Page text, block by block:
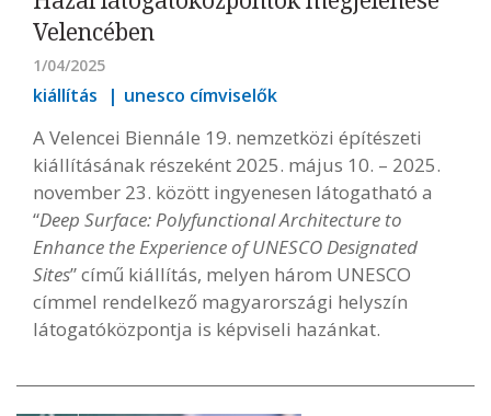
Velencében
1/04/2025
kiállítás unesco címviselők
A Velencei Biennále 19. nemzetközi építészeti
kiállításának részeként 2025. május 10. – 2025.
november 23. között ingyenesen látogatható a
“Deep Surface: Polyfunctional Architecture to
Enhance the Experience of UNESCO Designated
Sites” című kiállítás, melyen három UNESCO
címmel rendelkező magyarországi helyszín
látogatóközpontja is képviseli hazánkat.